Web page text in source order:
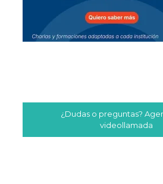
¿Dudas o preguntas?
videollamada